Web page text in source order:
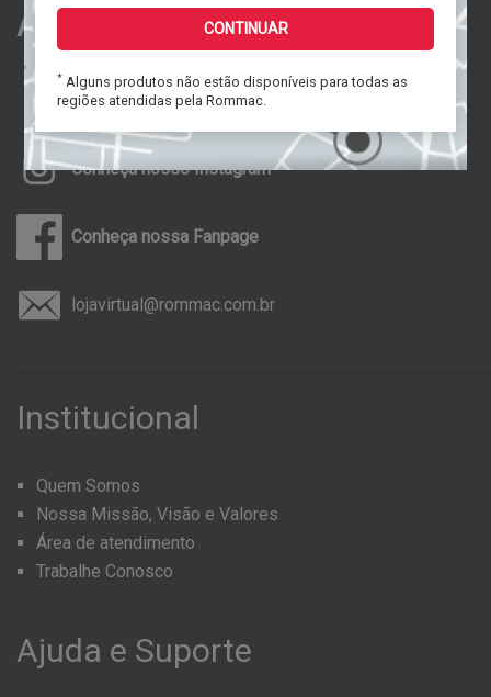
Atendimento
113019-2810
Conheça nosso Instagram
Conheça nossa Fanpage
lojavirtual@rommac.com.br
Institucional
Quem Somos
Nossa Missão, Visão e Valores
Área de atendimento
Trabalhe Conosco
Ajuda e Suporte
CONTINUAR
* Alguns produtos não estão disponíveis para todas as
regiões atendidas pela Rommac.